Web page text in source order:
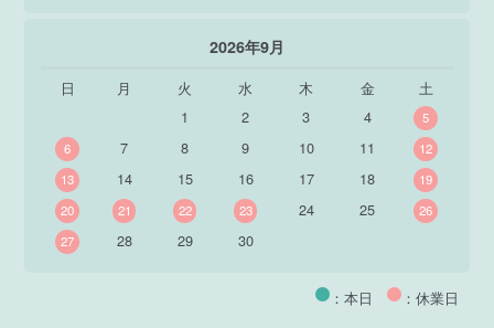
2026年9月
日 月 火 水 木 金
土
1
2 3 4
5
6
7 8 9 10 11
12
13
14 15 16 17 18
19
20
21 22 23 24 25
26
27
28 29 30
：本日 ：休業日